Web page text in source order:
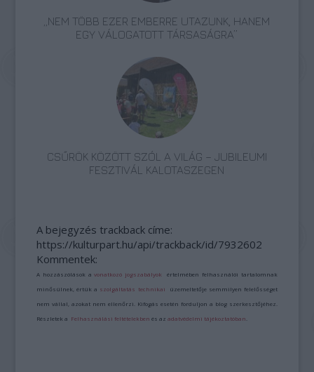
„NEM TÖBB EZER EMBERRE UTAZUNK, HANEM
EGY VÁLOGATOTT TÁRSASÁGRA”
CSŰRÖK KÖZÖTT SZÓL A VILÁG – JUBILEUMI
FESZTIVÁL KALOTASZEGEN
A bejegyzés trackback címe:
https://kulturpart.hu/api/trackback/id/7932602
Kommentek:
A hozzászólások avonatkozó jogszabályok értelmében felhasználói tartalomnak
minősülnek, értük a szolgáltatás technikai üzemeltetője semmilyen felelősséget
nem vállal, azokat nem ellenőrzi. Kifogás esetén forduljon a blog szerkesztőjéhez.
Részletek a Felhasználási feltételekben és azadatvédelmi tájékoztatóban